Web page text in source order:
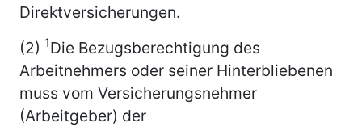
Direktversicherungen.
(2) 1Die Bezugsberechtigung des
Arbeitnehmers oder seiner Hinterbliebenen
muss vom Versicherungsnehmer
(Arbeitgeber) der